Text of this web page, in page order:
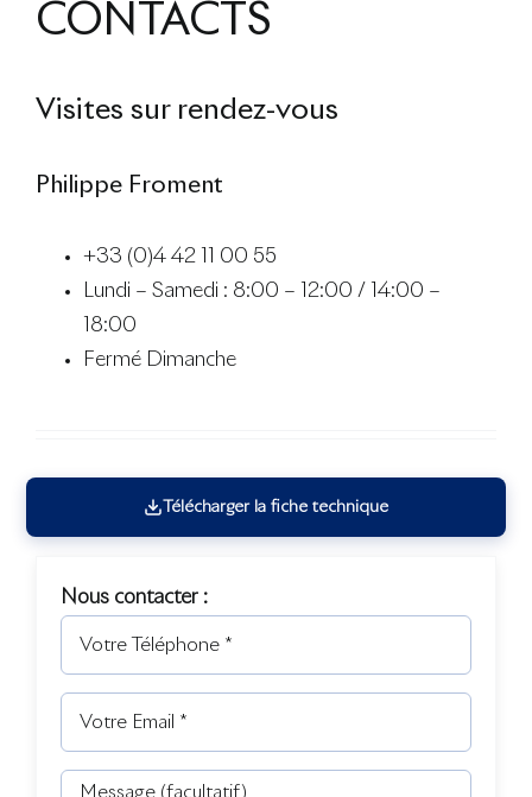
CONTACTS
Visites sur rendez-vous
Philippe Froment
+33 (0)4 42 11 00 55
Lundi – Samedi : 8:00 – 12:00 / 14:00 –
18:00
Fermé Dimanche
Télécharger la fiche technique
Nous contacter :